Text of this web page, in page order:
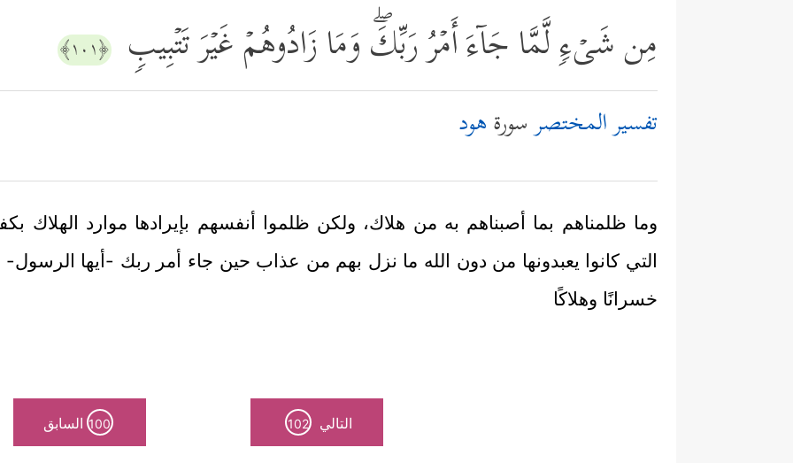
مِن شَیۡءࣲ لَّمَّا جَاۤءَ أَمۡرُ رَبِّكَۖ وَمَا زَادُوهُمۡ غَیۡرَ تَتۡبِیبࣲ ﴿١٠١﴾
تفسير المختصرسورةهود
وما ظلمناهم بما أصبناهم به من هلاك، ولكن ظلموا أنفسهم بإيرادها موارد الهلاك
التي كانوا يعبدونها من دون الله ما نزل بهم من عذاب حين جاء أمر ربك -أيها الرسول-
خسرانًا وهلاكًا
التالي 102
100 السابق